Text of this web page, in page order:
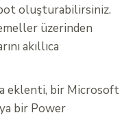
oluşturabilirsiniz.
üzerinden
akıllıca
eklenti, bir Microsoft
bir Power